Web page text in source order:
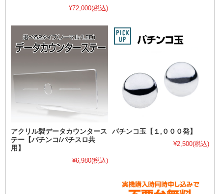
¥72,000(税込)
アクリル製データカウンタース
テー【パチンコ/パチスロ共
用】
¥6,980(税込)
パチンコ玉【１,０００発】
¥2,500(税込)